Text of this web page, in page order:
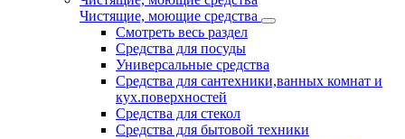
Чистящие, моющие средства
Смотреть весь раздел
Средства для посуды
Универсальные средства
Средства для сантехники,ванных комнат и
кух.поверхностей
Средства для стекол
Средства для бытовой техники